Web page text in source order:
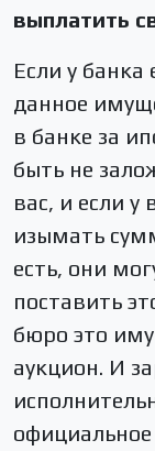
выплатить
Если у банка
данное
в банке за
быть не
вас, и если у
изымать
есть, они
поставить
бюро это
аукцион. И